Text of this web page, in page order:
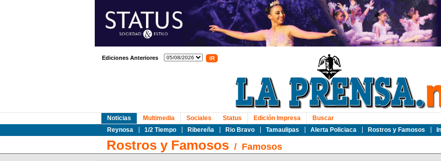
Ediciones Anteriores
Noticias
Reynosa
1/2 Tiempo Ribereña Rio Bravo Tamaulipas Alerta Policiaca Rostros y Famosos
Multimedia Sociales Status Edición Impresa Buscar
Rostros y Famosos/ Famosos